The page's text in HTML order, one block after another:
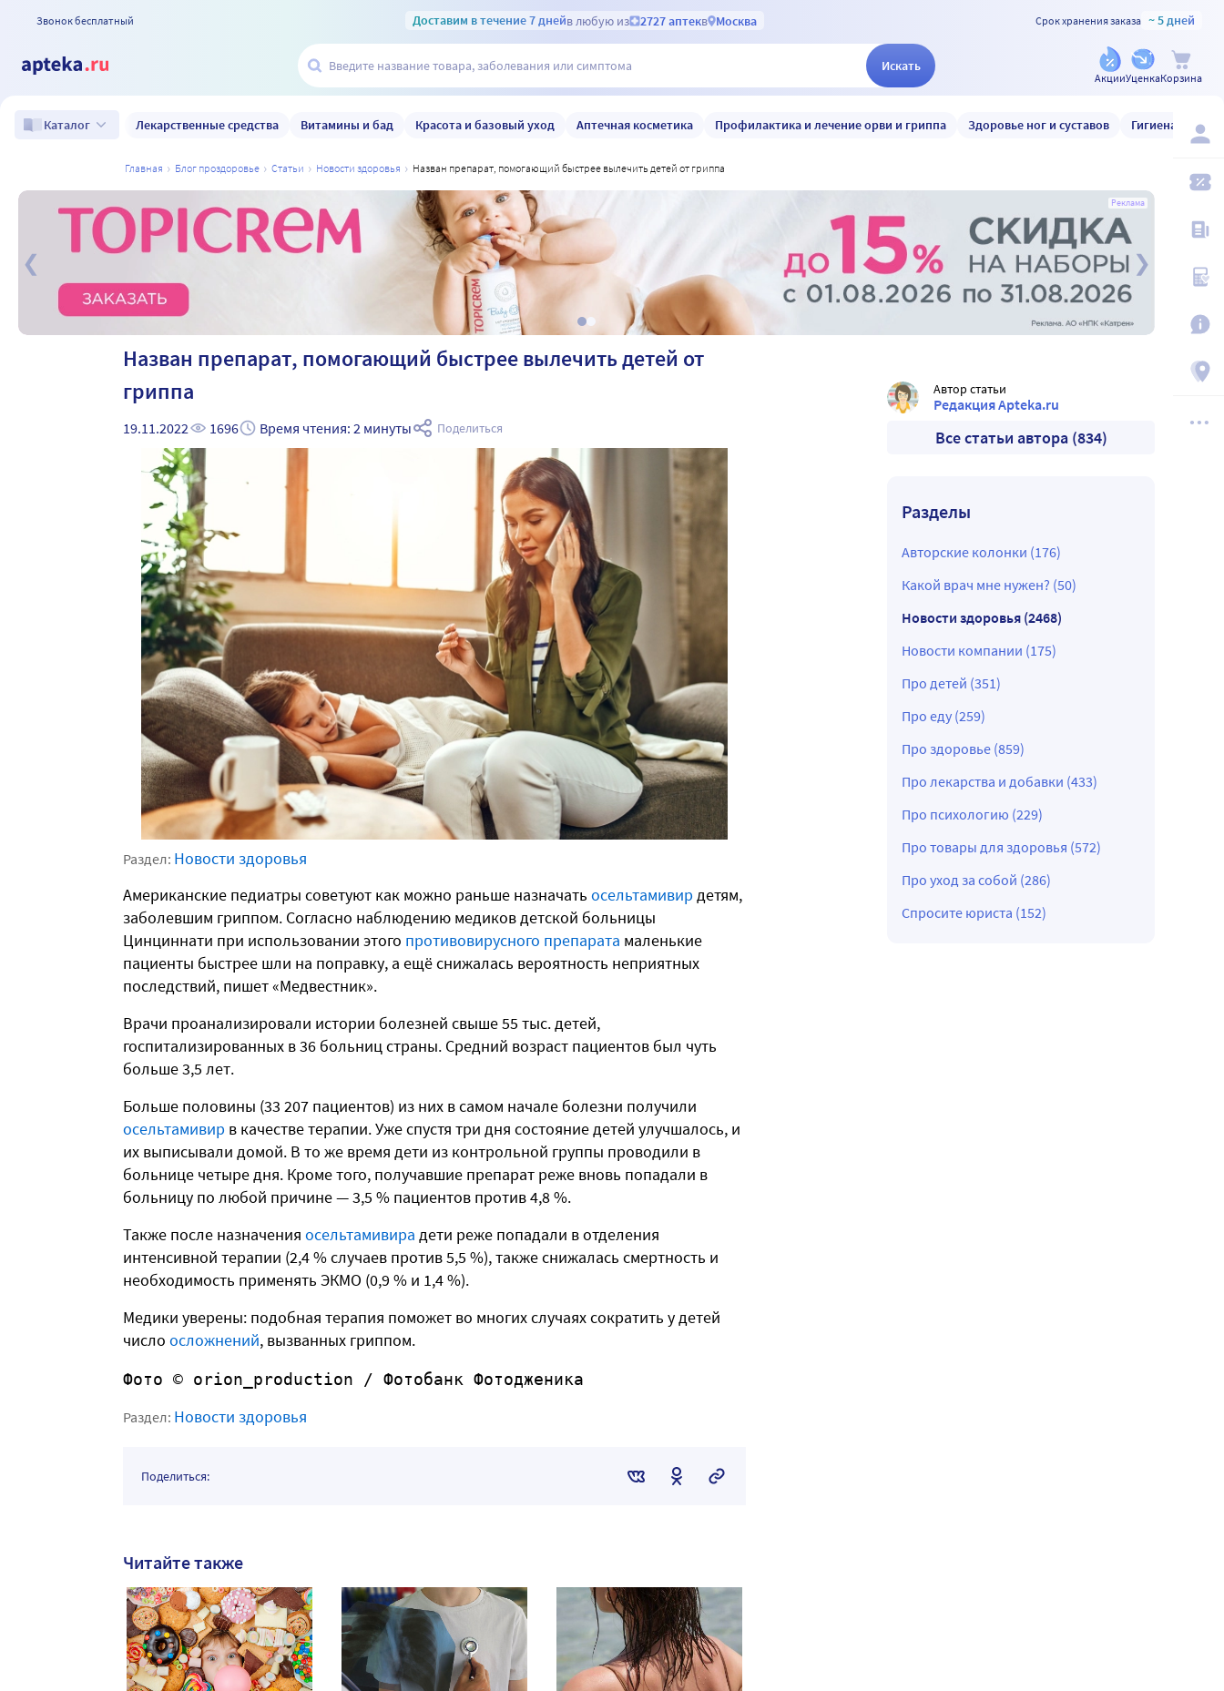
Звонок бесплатный Доставим в течение 7 днейв любую из 2727 аптекв Москва Срок хранения заказа ~ 5 дней
Искать
АкцииУценкаКорзина
Каталог Лекарственные средства Витамины и бад Красота и базовый уход Аптечная косметика Профилактика и лечение орви и гриппа Здоровье ног и суставов Гигиена и уход
главная блог проздоровье статьи новости здоровья назван препарат, помогающий быстрее вылечить детей от гриппа
Реклама
Назван препарат, помогающий быстрее вылечить детей от
гриппа
19.11.2022 1696 Время чтения: 2 минуты Поделиться
Раздел: Новости здоровья
Американские педиатры советуют как можно раньше назначать осельтамивирдетям,
заболевшим гриппом. Согласно наблюдению медиков детской больницы
Цинциннати при использовании этого противовирусного препарата маленькие
пациенты быстрее шли на поправку, а ещё снижалась вероятность неприятных
последствий, пишет «Медвестник».
Врачи проанализировали истории болезней свыше 55 тыс. детей,
госпитализированных в 36 больниц страны. Средний возраст пациентов был чуть
больше 3,5 лет.
Больше половины (33 207 пациентов) из них в самом начале болезни получили
осельтамивир в качестве терапии. Уже спустя три дня состояние детей улучшалось, и
их выписывали домой. В то же время дети из контрольной группы проводили в
больнице четыре дня. Кроме того, получавшие препарат реже вновь попадали в
больницу по любой причине —3,5 % пациентов против 4,8 %.
Также после назначения осельтамивира дети реже попадали в отделения
интенсивной терапии (2,4 % случаев против 5,5 %), также снижалась смертность и
необходимость применять ЭКМО (0,9 % и 1,4 %).
Медики уверены: подобная терапия поможет во многих случаях сократить у детей
число осложнений, вызванных гриппом.
Фото © orion_production / Фотобанк Фотодженика
Раздел: Новости здоровья
Поделиться:
Читайте также
Автор статьи
Редакция Apteka.ru
Все статьи автора (834)
Разделы
Авторские колонки (176)
Какой врач мне нужен? (50)
Новости здоровья (2468)
Новости компании (175)
Про детей (351)
Про еду (259)
Про здоровье (859)
Про лекарства и добавки (433)
Про психологию (229)
Про товары для здоровья (572)
Про уход за собой (286)
Спросите юриста (152)